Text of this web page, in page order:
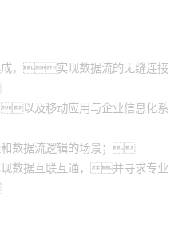
成，实现数据流的无缝连接
以及移动应用与企业信息化系
和数据流逻辑的场景；
数据互联互通，并寻求专业